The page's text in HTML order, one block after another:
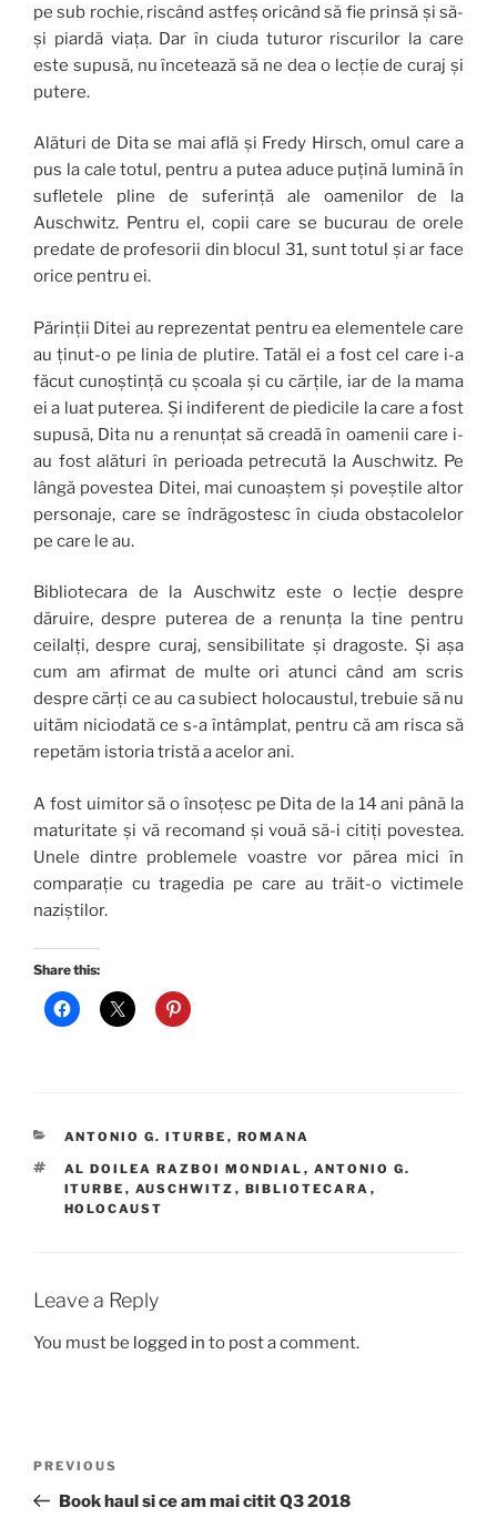
pe sub rochie, riscând astfeș oricând să fie prinsă și să-
și piardă viața. Dar în ciuda tuturor riscurilor la care
este supusă, nu încetează să ne dea o lecție de curaj și
putere.
Alături de Dita se mai află și Fredy Hirsch, omul care a
pus la cale totul, pentru a putea aduce puțină lumină în
sufletele pline de suferință ale oamenilor de la
Auschwitz. Pentru el, copii care se bucurau de orele
predate de profesorii din blocul 31, sunt totul și ar face
orice pentru ei.
Părinții Ditei au reprezentat pentru ea elementele care
au ținut-o pe linia de plutire. Tatăl ei a fost cel care i-a
făcut cunoștință cu școala și cu cărțile, iar de la mama
ei a luat puterea. Și indiferent de piedicile la care a fost
supusă, Dita nu a renunțat să creadă în oamenii care i-
au fost alături în perioada petrecută la Auschwitz. Pe
lângă povestea Ditei, mai cunoaștem și poveștile altor
personaje, care se îndrăgostesc în ciuda obstacolelor
pe care le au.
Bibliotecara de la Auschwitz este o lecție despre
dăruire, despre puterea de a renunța la tine pentru
ceilalți, despre curaj, sensibilitate și dragoste. Și așa
cum am afirmat de multe ori atunci când am scris
despre cărți ce au ca subiect holocaustul, trebuie să nu
uităm niciodată ce s-a întâmplat, pentru că am risca să
repetăm istoria tristă a acelor ani.
A fost uimitor să o însoțesc pe Dita de la 14 ani până la
maturitate și vă recomand și vouă să-i citiți povestea.
Unele dintre problemele voastre vor părea mici în
comparație cu tragedia pe care au trăit-o victimele
naziștilor.
Share this:
CATEGORIES
ANTONIO G. ITURBE , ROMANA
TAGS
AL DOILEA RAZBOI MONDIAL , ANTONIO G.
ITURBE , AUSCHWITZ , BIBLIOTECARA ,
HOLOCAUST
Leave a Reply
You must be logged in to post a comment.
Previous
Post
PREVIOUS
Book haul si ce am mai citit Q3 2018